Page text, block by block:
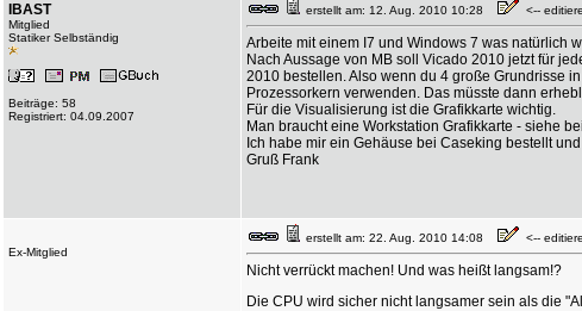
IBAST
Mitglied
Statiker Selbständig
Beiträge: 58
Registriert: 04.09.2007
erstellt am: 12. Aug. 2010 10:28 <--
Arbeite mit einem I7 und Windows 7 was natürlich
Nach Aussage von MB soll Vicado 2010 jetzt für
2010 bestellen. Also wenn du 4 große Grundrisse
Prozessorkern verwenden. Das müsste dann
Für die Visualisierung ist die Grafikkarte wichtig.
Man braucht eine Workstation Grafikkarte - siehe
Ich habe mir ein Gehäuse bei Caseking bestellt
Gruß Frank
Ex-Mitglied
erstellt am: 22. Aug. 2010 14:08 <--
Nicht verrückt machen! Und was heißt langsam!?
Die CPU wird sicher nicht langsamer sein als die